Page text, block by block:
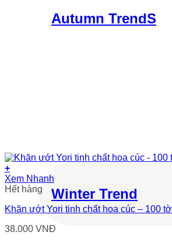
Autumn TrendS
Winter Trend
+
Xem Nhanh
Hết hàng
Khăn ướt Yori tinh chất hoa cúc – 100 tờ
38.000 VNĐ